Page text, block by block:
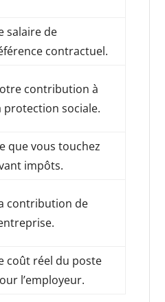
salaire de
contractuel.
contribution à
protection sociale.
que vous touchez
impôts.
contribution de
coût réel du poste
l’employeur.